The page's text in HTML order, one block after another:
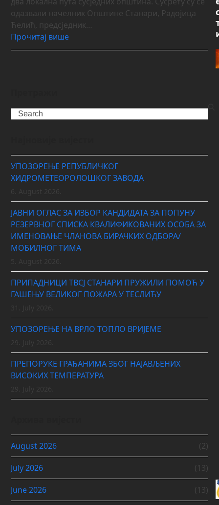
одазвали начелник Општине Станари, Радојица
Ћелић, предсједник…
Прочитај више
Search
УПОЗОРЕЊЕ РЕПУБЛИЧКОГ
ХИДРОМЕТЕОРОЛОШКОГ ЗАВОДА
ЈАВНИ ОГЛАС ЗА ИЗБОР КАНДИДАТА ЗА ПОПУНУ
РЕЗЕРВНОГ СПИСКА КВАЛИФИКОВАНИХ ОСОБА ЗА
ИМЕНОВАЊЕ ЧЛАНОВА БИРАЧКИХ ОДБОРА/
МОБИЛНОГ ТИМА
ПРИПАДНИЦИ ТВСЈ СТАНАРИ ПРУЖИЛИ ПОМОЋ У
ГАШЕЊУ ВЕЛИКОГ ПОЖАРА У ТЕСЛИЋУ
УПОЗОРЕЊЕ НА ВРЛО ТОПЛО ВРИЈЕМЕ
ПРЕПОРУКЕ ГРАЂАНИМА ЗБОГ НАЈАВЉЕНИХ
ВИСОКИХ ТЕМПЕРАТУРА
August 2026 (2)
July 2026 (13)
June 2026 (13)